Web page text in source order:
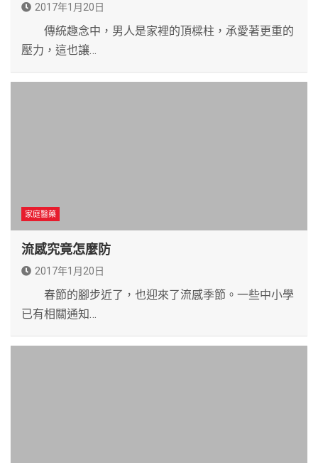
2017年1月20日
傳統趣念中，男人是家裡的頂樑柱，承愛著更重的
壓力，這也讓…
家庭醫藥
流感究竟怎麼防
2017年1月20日
春節的腳步近了，也迎來了流感季節。一些中小學
已有相關通知…